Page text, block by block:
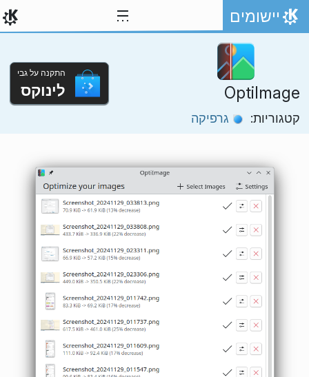
דילוג לתוכן
אתר הבית
יישומים
OptiImage
קטגוריות: גרפיקה
התקנה על גבי
לינוקס